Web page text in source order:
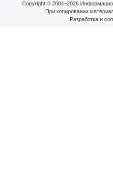
Copyright © 2004–2026
При копировании
Разработка и